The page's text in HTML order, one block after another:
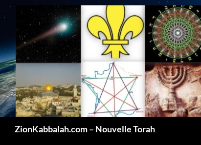
ZionKabbalah.com – Nouvelle Torah